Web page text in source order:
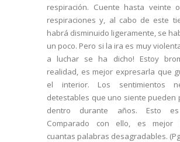
respiración. Cuente hasta veinte
respiraciones y, al cabo de este
habrá disminuido ligeramente, se
un poco. Pero si la ira es muy
a luchar se ha dicho! Estoy
realidad, es mejor expresarla que
el interior. Los sentimientos
detestables que uno siente pueden
dentro durante años. Esto
Comparado con ello, es mejor
cuantas palabras desagradables.